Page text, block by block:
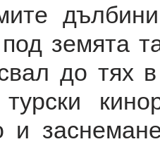
земята
до тях
и